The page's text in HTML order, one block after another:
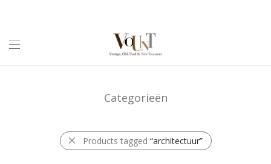
Categorieën
Products tagged “architectuur”